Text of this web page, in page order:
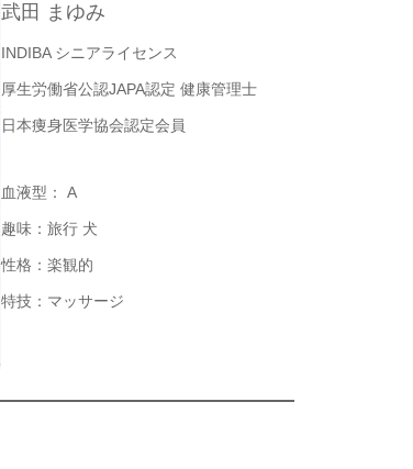
武田 まゆみ
INDIBA シニアライセンス
厚生労働省公認JAPA認定 健康管理士
日本痩身医学協会認定会員
血液型： A
趣味：旅行 犬
性格：楽観的
特技：マッサージ